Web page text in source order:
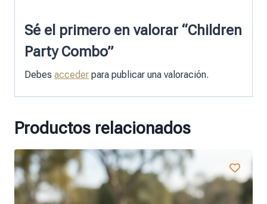
Sé el primero en valorar “Children
Party Combo”
Debes acceder para publicar una valoración.
Productos relacionados